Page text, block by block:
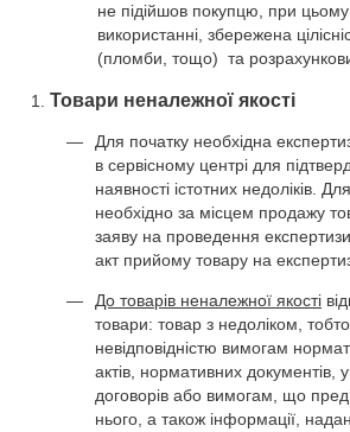
не підійшов покупцю, при
використанні, збережена
(пломби, тощо) та
Товари неналежної якості
Для початку необхідна
в сервісному центрі для
наявності істотних недоліків.
необхідно за місцем продажу
заяву на проведення
акт прийому товару на
До товарів неналежної якості
товари: товар з недоліком,
невідповідністю вимогам
актів, нормативних документів,
договорів або вимогам, що
нього, а також інформації,